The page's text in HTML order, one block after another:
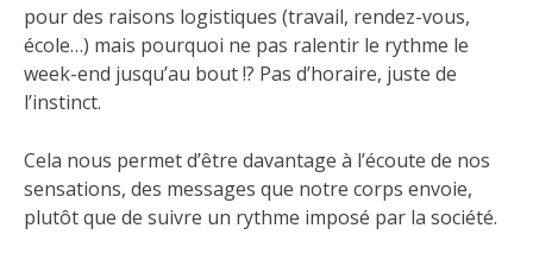
pour des raisons logistiques (travail, rendez-vous,
école…) mais pourquoi ne pas ralentir le rythme le
week-end jusqu’au bout !? Pas d’horaire, juste de
l’instinct.
Cela nous permet d’être davantage à l’écoute de nos
sensations, des messages que notre corps envoie,
plutôt que de suivre un rythme imposé par la société.